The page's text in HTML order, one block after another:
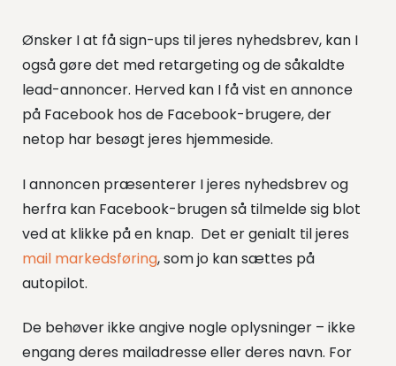
Ønsker I at få sign-ups til jeres nyhedsbrev, kan I
også gøre det med retargeting og de såkaldte
lead-annoncer. Herved kan I få vist en annonce
på Facebook hos de Facebook-brugere, der
netop har besøgt jeres hjemmeside.
I annoncen præsenterer I jeres nyhedsbrev og
herfra kan Facebook-brugen så tilmelde sig blot
ved at klikke på en knap. Det er genialt til jeres
mail markedsføring, som jo kan sættes på
autopilot.
De behøver ikke angive nogle oplysninger – ikke
engang deres mailadresse eller deres navn. For